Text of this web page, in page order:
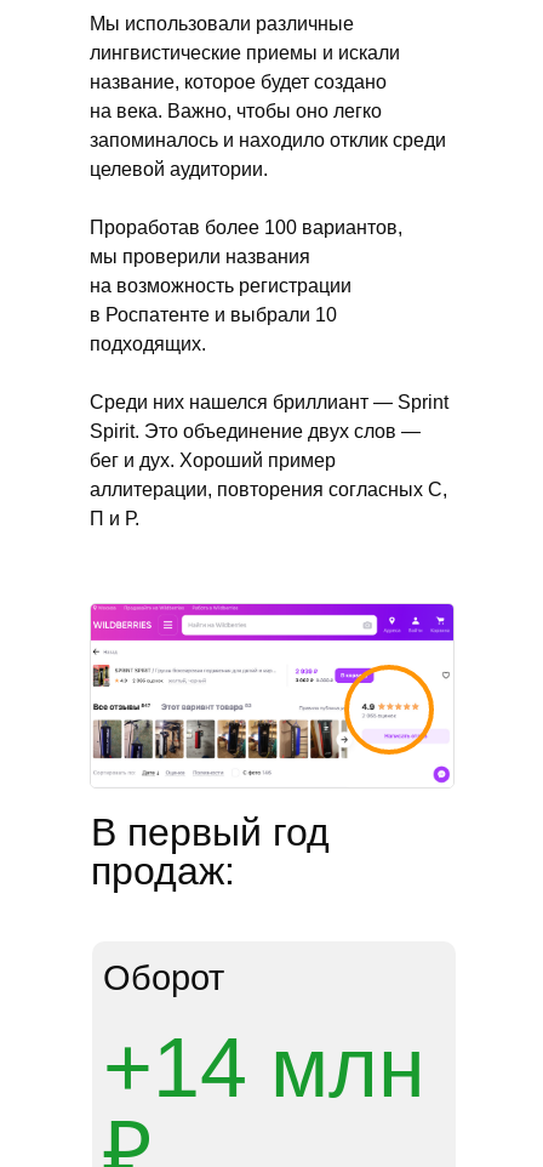
Мы использовали различные
лингвистические приемы и искали
название, которое будет создано
на века. Важно, чтобы оно легко
запоминалось и находило отклик среди
целевой аудитории.
Проработав более 100 вариантов,
мы проверили названия
на возможность регистрации
в Роспатенте и выбрали 10
подходящих.
Среди них нашелся бриллиант — Sprint
Spirit. Это объединение двух слов —
бег и дух. Хороший пример
аллитерации, повторения согласных С,
П и Р.
Оборот
+14 млн
В первый год
продаж:
Все названия проходят проверку
на наличие зарегистрированных
Консультации по регистрации
товарного знака.
Полная прозрачность на этапе
проверки уникальности.
Используем базы данных
Rospatent и международных
Заказать
нейминг
Названия которые
мы зарегестрировали